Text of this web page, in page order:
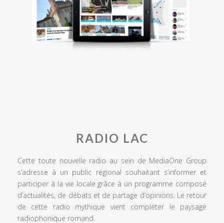
RADIO LAC
Cette toute nouvelle radio au sein de MediaOne Group
s’adresse à un public régional souhaitant s’informer et
participer à la vie locale grâce à un programme composé
d’actualités, de débats et de partage d’opinions. Le retour
de cette radio mythique vient compléter le paysage
radiophonique romand.